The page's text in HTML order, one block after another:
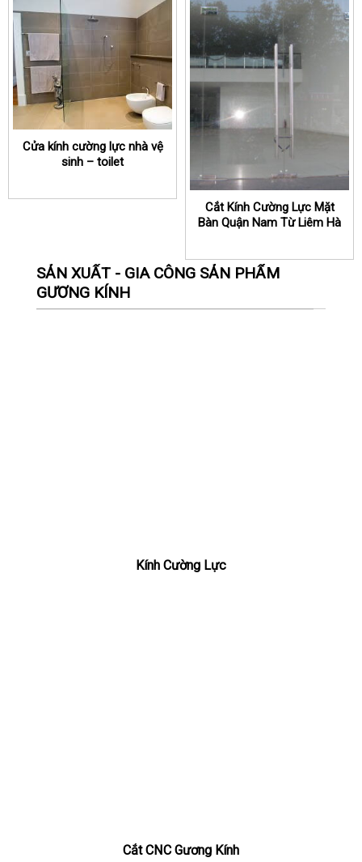
Cửa kính cường lực nhà vệ
sinh – toilet
Cắt Kính Cường Lực Mặt
Bàn Quận Nam Từ Liêm Hà
SẢN XUẤT - GIA CÔNG SẢN PHẨM
GƯƠNG KÍNH
Kính Cường Lực
Cắt CNC Gương Kính